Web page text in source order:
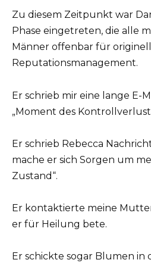
Zu diesem Zeitpunkt war
Phase eingetreten, die alle
Männer offenbar für
Reputationsmanagement.
Er schrieb mir eine lange E-
„Moment des
Er schrieb Rebecca
mache er sich Sorgen um
Zustand“.
Er kontaktierte meine
er für Heilung bete.
Er schickte sogar Blumen in